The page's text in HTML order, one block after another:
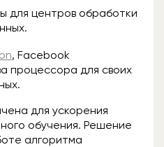
для центров обработки
, Facebook
процессора для своих
для ускорения
обучения. Решение
алгоритма